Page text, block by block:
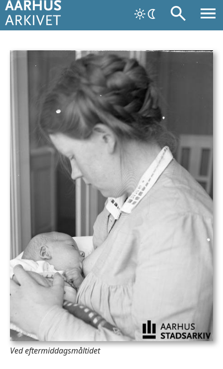
Ved eftermiddagsmåltidet